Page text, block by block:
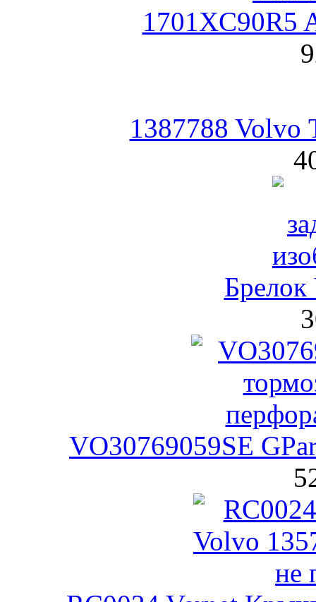
1701XC90R5
1387788 Volvo
Брелок
VO30769059SE